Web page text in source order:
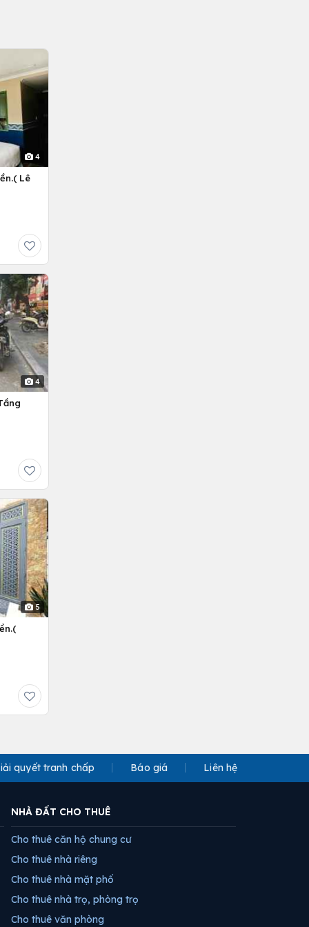
4
Lê
4
5
quyết tranh chấp Báo giá Liên hệ
NHÀ ĐẤT CHO THUÊ
Cho thuê căn hộ chung cư
Cho thuê nhà riêng
Cho thuê nhà mặt phố
Cho thuê nhà trọ, phòng trọ
Cho thuê văn phòng